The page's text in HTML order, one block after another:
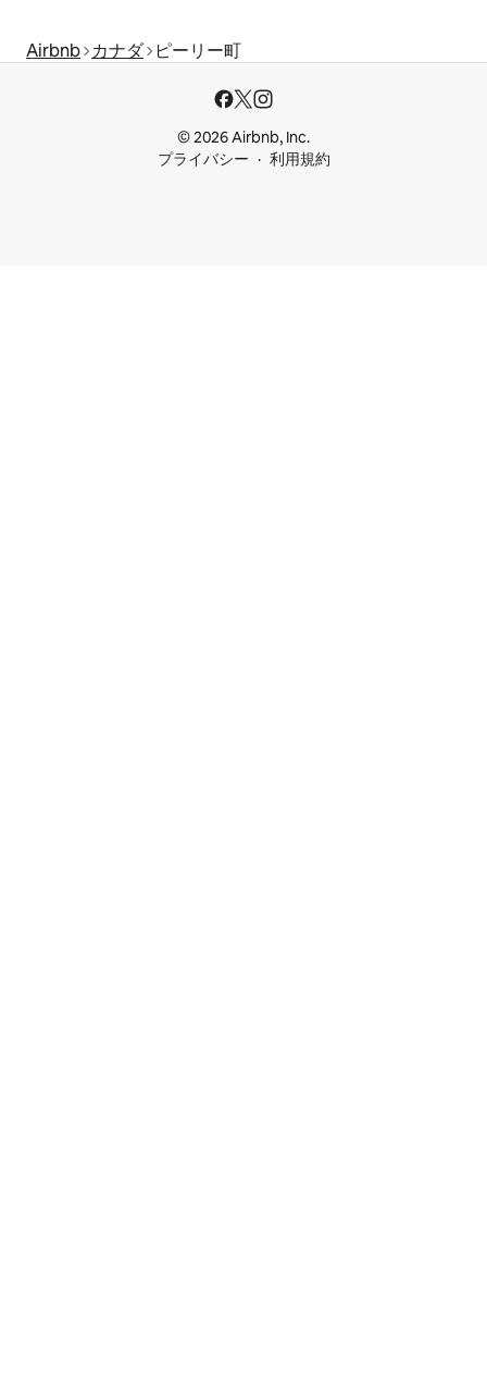
Airbnb カナダ ピーリー町
© 2026 Airbnb, Inc.
プライバシー
利用規約